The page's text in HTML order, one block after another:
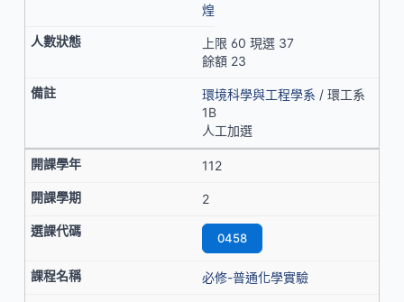
煌
上限 60 現選 37
餘額 23
環境科學與工程學系 / 環工系
1B
人工加選
112
2
0458
必修-普通化學實驗